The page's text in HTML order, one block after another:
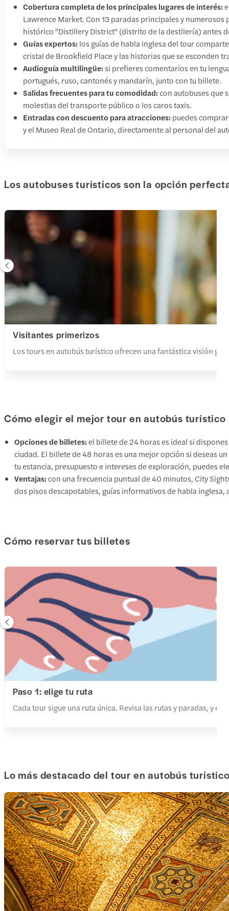
Cobertura completa de los principales lugares de interés:
Lawrence Market. Con 13 paradas principales y
histórico "Distillery District" (distrito de la destilería) antes
Guías expertos: los guías de habla inglesa del tour
cristal de Brookfield Place y las historias que se esconden
Audioguía multilingüe:si prefieres comentarios en tu
portugués, ruso, cantonés y mandarín, junto con tu billete.
Salidas frecuentes para tu comodidad:con autobuses que
molestias del transporte público o los caros taxis.
Entradas con descuento para atracciones: puedes
y el Museo Real de Ontario, directamente al personal del
Los autobuses turísticos son la opción
Visitantes primerizos
Los tours en autobús turístico ofrecen una fantástica visión
Cómo elegir el mejor tour en autobús turístico
Opciones de billetes:el billete de 24 horas es ideal si
ciudad. El billete de 48 horas es una mejor opción si deseas
tu estancia, presupuesto e intereses de exploración, puedes
Ventajas:con una frecuencia puntual de 40 minutos, City
dos pisos descapotables, guías informativos de habla
Cómo reservar tus billetes
Paso 1: elige tu ruta
Cada tour sigue una ruta única. Revisa las rutas y paradas, y
Lo más destacado del tour en autobús